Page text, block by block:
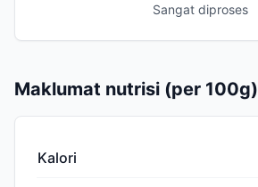
Sangat diproses
Maklumat nutrisi (per 100g)
Kalori